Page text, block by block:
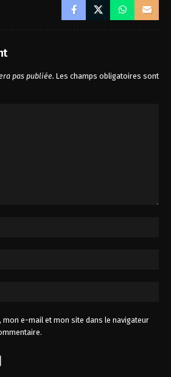
pas publiée. Les champs obligatoires sont
mon e-mail et mon site dans le navigateur